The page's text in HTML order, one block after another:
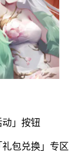
」按钮
包兑换」专区